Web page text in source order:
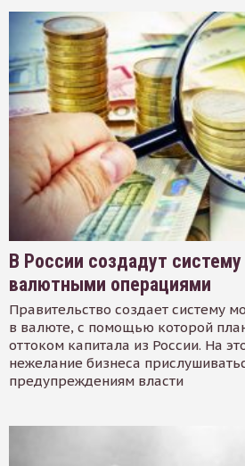
В России создадут систему
валютными операциями
Правительство создает систему
в валюте, с помощью которой
оттоком капитала из России. На
нежелание бизнеса
предупреждениям власти